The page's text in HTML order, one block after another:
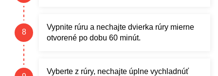
Vypnite rúru a nechajte dvierka rúry mierne
otvorené po dobu 60 minút.
Vyberte z rúry, nechajte úplne vychladnúť